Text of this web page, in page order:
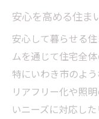
安心を高める住ま
安心して暮らせる
ムを通じて住宅全体
特にいわき市のよ
リアフリー化や照
いニーズに対応した